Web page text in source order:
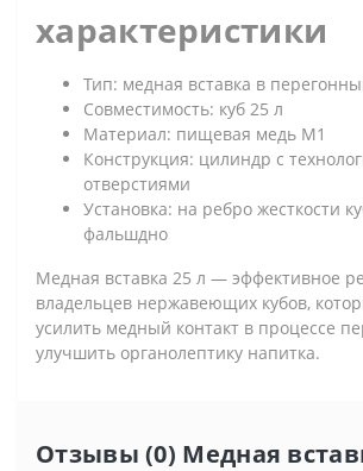
характеристики
Тип: медная вставка в
Совместимость: куб 25 л
Материал: пищевая медь М1
Конструкция: цилиндр с
отверстиями
Установка: на ребро жесткости
фальшдно
Медная вставка 25 л — эффективное
владельцев нержавеющих кубов,
усилить медный контакт в процессе
улучшить органолептику напитка.
Отзывы (0) Медная